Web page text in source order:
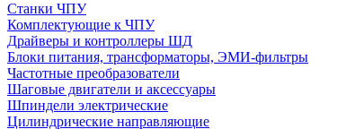
Станки ЧПУ
Комплектующие к ЧПУ
Драйверы и контроллеры ШД
Блоки питания, трансформаторы, ЭМИ-фильтры
Частотные преобразователи
Шаговые двигатели и аксессуары
Шпиндели электрические
Цилиндрические направляющие